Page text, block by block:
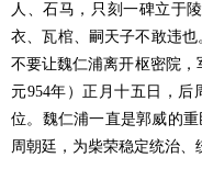
人、石马，只刻一碑立于
衣、瓦棺、嗣天子不敢违也
不要让魏仁浦离开枢密院
元954年）正月十五日，
位。魏仁浦一直是郭威的
周朝廷，为柴荣稳定统治、